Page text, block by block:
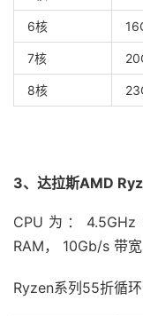
6核
7核
8核
3、达拉斯AMD
CPU为：4.5GHz
RAM， 10Gb/s 带
Ryzen系列55折循环